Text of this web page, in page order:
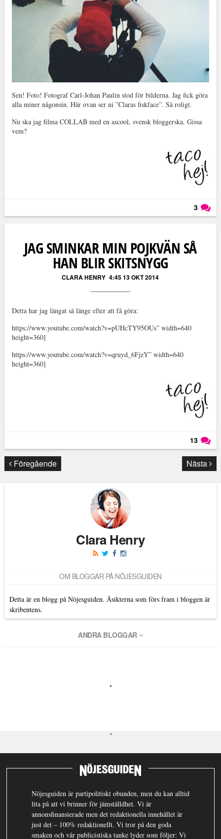
Sen! Foto! Fotograf Carl-Johan Paulin stod för bilderna. Jag fick göra
alla miner någonsin. Här ovan ser ni ”Claras fiskface”. Så roligt.
Nu ska jag filma COLLAB med en ascool, svensk bloggerska. Gissa
vem?
3
JAG SMINKAR MIN POJKVÄN SÅ
HAN BLIR SKITSNYGG
CLARA HENRY 4:45 13 OKT 2014
Detta har jag längat så länge efter att få göra:
https://www.youtube.com/watch?v=pUHcTY95OUs” width=640
height=360]
https://www.youtube.com/watch?v=qruyd_6FjzY” width=640
height=360]
13
Läs kommentarer (13)
Föregående Nästa
Clara Henry
OM BLOGGAR PÅ NÖJESGUIDEN
Detta är en blogg på Nöjesguiden. Åsikterna som förs fram i bloggen är
skribentens.
ANDRA BLOGGAR
Nöjesguiden är partipolitiskt obunden, men du kan alltid
lita på att vi brinner för jämställdhet. Vi är
annonsfinansierade men det redaktionella innehållet är
just det – 100% redaktionellt. Vi tror på den goda
smaken och vår publicistiska tanke lyder som följer: Vi